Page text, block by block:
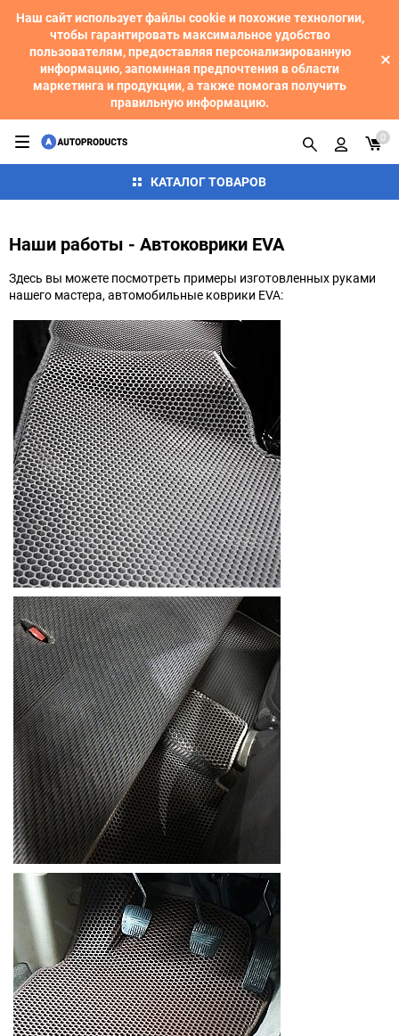
Наш сайт использует файлы cookie и похожие технологии,
чтобы гарантировать максимальное удобство
пользователям, предоставляя персонализированную
информацию, запоминая предпочтения в области
маркетинга и продукции, а также помогая получить
правильную информацию.
КАТАЛОГ ТОВАРОВ
0
Наши работы - Автоковрики EVA
Здесь вы можете посмотреть примеры изготовленных руками
нашего мастера, автомобильные коврики EVA: